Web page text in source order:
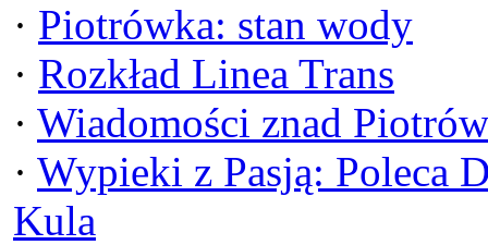
· Piotrówka: stan wody
· Rozkład Linea Trans
· Wiadomości znad
· Wypieki z Pasją: Poleca
Kula